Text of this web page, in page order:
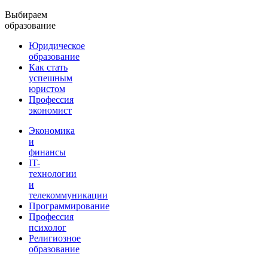
Выбираем
образование
Юридическое
образование
Как стать
успешным
юристом
Профессия
экономист
Экономика
и
финансы
IT-
технологии
и
телекоммуникации
Программирование
Профессия
психолог
Религиозное
образование